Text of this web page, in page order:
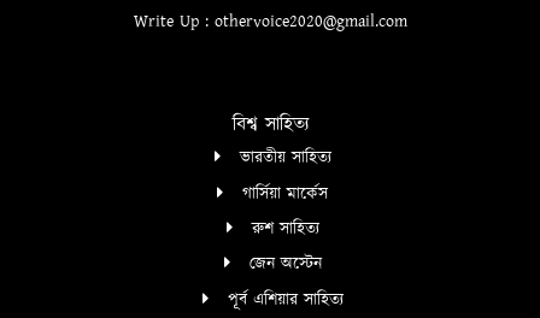
Write Up : othervoice2020@gmail.com
বিশ্ব সাহিত্য
ভারতীয় সাহিত্য
গার্সিয়া মার্কেস
রুশ সাহিত্য
জেন অস্টেন
পূর্ব এশিয়ার সাহিত্য